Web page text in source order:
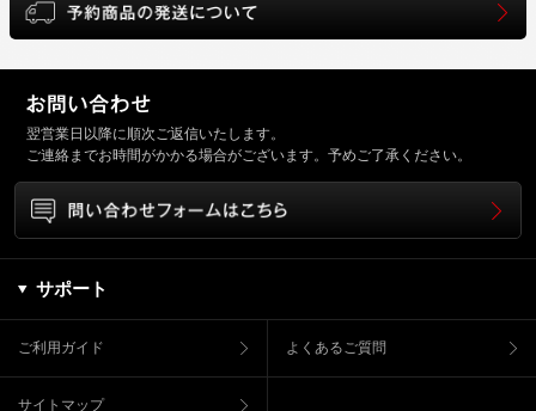
翌営業日以降に順次ご返信いたします。
ご連絡までお時間がかかる場合がございます。予めご了承ください。
サポート
ご利用ガイド よくあるご質問
サイトマップ